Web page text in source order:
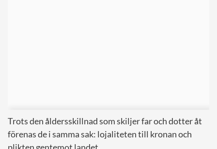
Trots den åldersskillnad som skiljer far och dotter åt
förenas de i samma sak: lojaliteten till kronan och